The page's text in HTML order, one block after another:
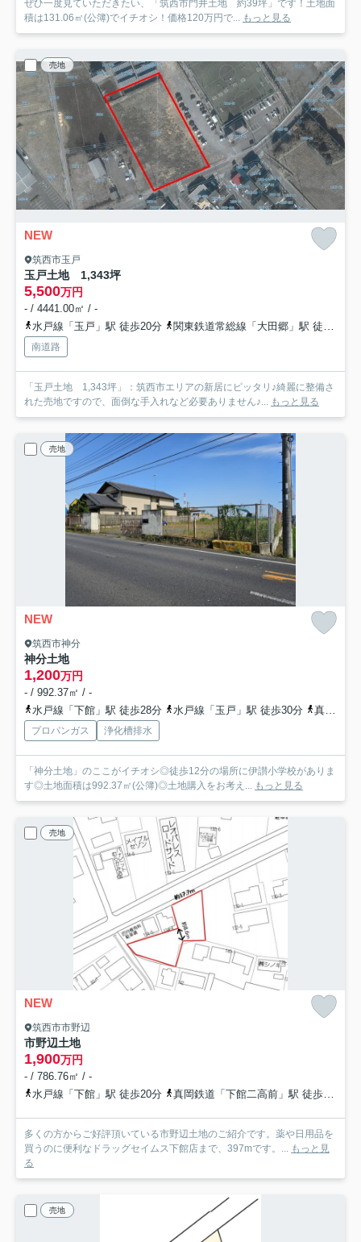
ぜひ一度見ていただきたい、「筑西市門井土地 約39坪」です！土地面
積は131.06㎡(公簿)でイチオシ！価格120万円で...
もっと見る
売地
NEW
筑西市玉戸
玉戸土地 1,343坪
5,500万円
- / 4441.00㎡ / -
水戸線「玉戸」駅 徒歩20分
関東鉄道常総線「大田郷」駅 徒歩32分
南道路
「玉戸土地 1,343坪」：筑西市エリアの新居にピッタリ♪綺麗に整備さ
れた売地ですので、面倒な手入れなど必要ありません♪...
もっと見る
売地
NEW
筑西市神分
神分土地
1,200万円
- / 992.37㎡ / -
水戸線「下館」駅 徒歩28分
水戸線「玉戸」駅 徒歩30分 真岡鉄道「下館二高前」駅 徒歩32分
プロパンガス 浄化槽排水
「神分土地」のここがイチオシ◎徒歩12分の場所に伊讃小学校がありま
す◎土地面積は992.37㎡(公簿)◎土地購入をお考え...
もっと見る
売地
NEW
筑西市市野辺
市野辺土地
1,900万円
- / 786.76㎡ / -
水戸線「下館」駅 徒歩20分
真岡鉄道「下館二高前」駅 徒歩25分
多くの方からご好評頂いている市野辺土地のご紹介です。薬や日用品を
買うのに便利なドラッグセイムス下館店まで、397mです。...
もっと見
る
売地